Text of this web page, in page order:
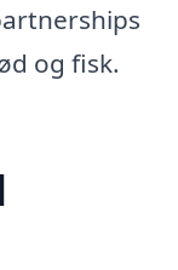
og fisk.